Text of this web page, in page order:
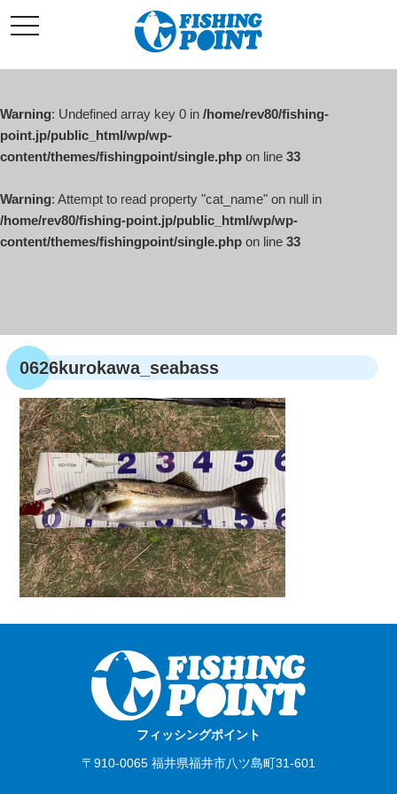
ン
ン
へ
ス
キ
プ
t
o
l
v
i
a
o
n
Warning: Undefined array key 0 in /home/rev80/fishing-
point.jp/public_html/wp/wp-
content/themes/fishingpoint/single.php on line 33
Warning: Attempt to read property "cat_name" on null in
/home/rev80/fishing-point.jp/public_html/wp/wp-
content/themes/fishingpoint/single.php on line 33
0626kurokawa_seabass
フィッシングポイント
〒910-0065 福井県福井市八ツ島町31-601